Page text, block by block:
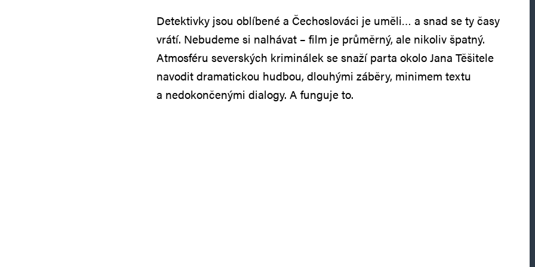
Detektivky jsou oblíbené a Čechoslováci je uměli… a snad se ty časy
vrátí. Nebudeme si nalhávat – film je průměrný, ale nikoliv špatný.
Atmosféru severských kriminálek se snaží parta okolo Jana Těšitele
navodit dramatickou hudbou, dlouhými záběry, minimem textu
a nedokončenými dialogy. A funguje to.